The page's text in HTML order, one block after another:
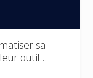
sa
outil…